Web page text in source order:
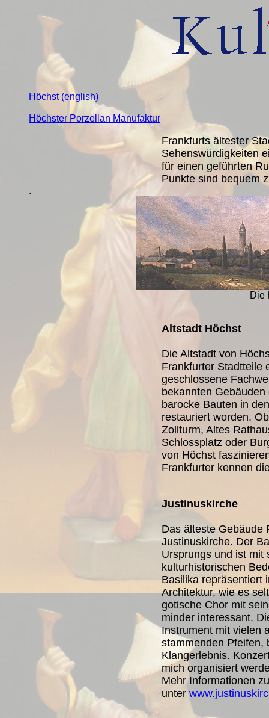
Höchst (english)
Höchster Porzellan Manufaktur
Frankfurts ältester
Sehenswürdigkeiten
für einen geführten
Punkte sind bequem
.
Die
Altstadt Höchst
Die Altstadt von
Frankfurter Stadtteile
geschlossene
bekannten
barocke Bauten in
restauriert worden.
Zollturm, Altes
Schlossplatz oder
von Höchst
Frankfurter kennen
Justinuskirche
Das älteste Gebäude
Justinuskirche. Der
Ursprungs und ist mit
kulturhistorischen
Basilika repräsentiert
Architektur, wie es
gotische Chor mit
minder interessant.
Instrument mit vielen
stammenden Pfeifen,
Klangerlebnis.
mich organisiert
Mehr Informationen
unter